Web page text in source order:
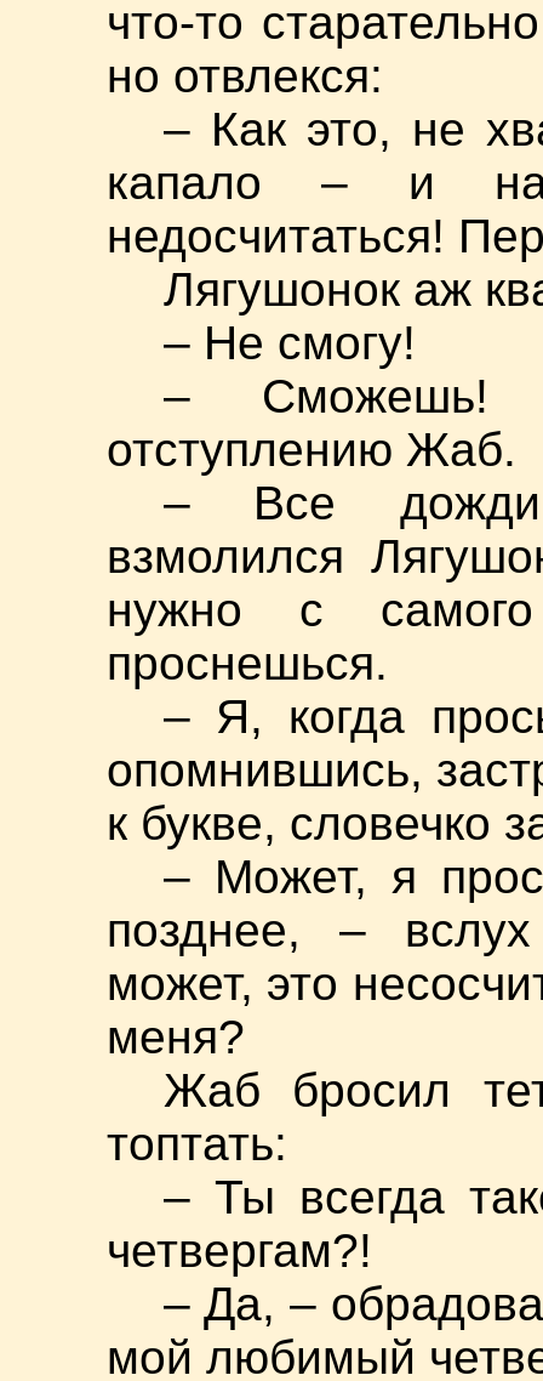
что-то
но отвлекся:
– Как это, не
капало – и
недосчитаться!
Лягушонок аж
– Не смогу!
– Сможешь!
отступлению Жаб.
– Все
взмолился
нужно с
проснешься.
– Я, когда
опомнившись,
к букве, словечко
– Может, я
позднее, –
может, это
меня?
Жаб бросил
топтать:
– Ты всегда
четвергам?!
– Да, –
мой любимый